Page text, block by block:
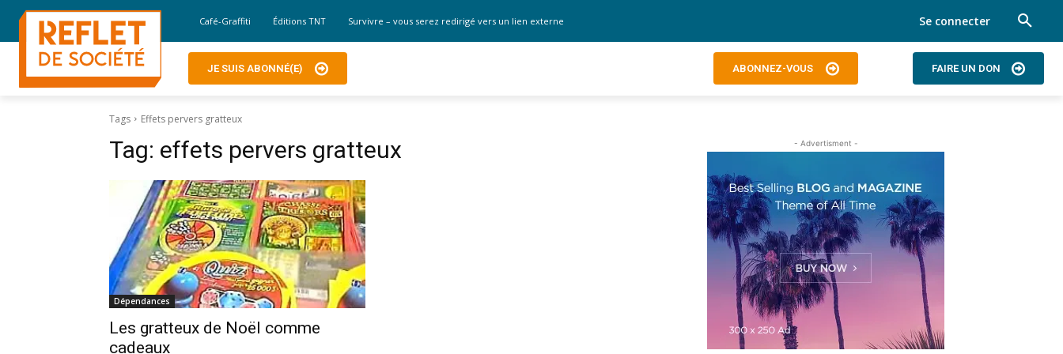
Café-Graffiti Éditions TNT Survivre – vous serez redirigé vers un lien externe Se connecter
JE SUIS ABONNÉ(E) ABONNEZ-VOUS FAIRE UN DON
Tags Effets pervers gratteux
Tag: effets pervers gratteux
Dépendances
Les gratteux de Noël comme
cadeaux
- Advertisment -